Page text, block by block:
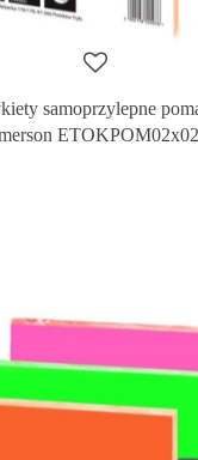
samoprzylepne